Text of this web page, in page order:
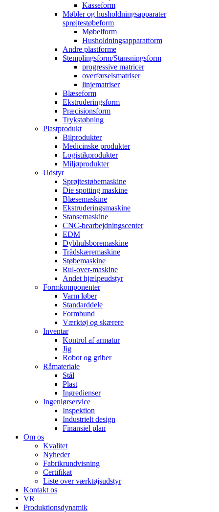
Kasseform
Møbler og husholdningsapparater
sprøjtestøbeform
Møbelform
Husholdningsapparatform
Andre plastforme
Stemplingsform/Stansningsform
progressive matricer
overførselsmatriser
linjematriser
Blæseform
Ekstruderingsform
Præcisionsform
Trykstøbning
Plastprodukt
Bilprodukter
Medicinske produkter
Logistikprodukter
Miljøprodukter
Udstyr
Sprøjtestøbemaskine
Die spotting maskine
Blæsemaskine
Ekstruderingsmaskine
Stansemaskine
CNC-bearbejdningscenter
EDM
Dybhulsboremaskine
Trådskæremaskine
Støbemaskine
Rul-over-maskine
Andet hjælpeudstyr
Formkomponenter
Varm løber
Standarddele
Formbund
Værktøj og skærere
Inventar
Kontrol af armatur
Jig
Robot og griber
Råmateriale
Stål
Plast
Ingredienser
Ingeniørservice
Inspektion
Industrielt design
Finansiel plan
Om os
Kvalitet
Nyheder
Fabrikrundvisning
Certifikat
Liste over værktøjsudstyr
Kontakt os
VR
Produktionsdynamik